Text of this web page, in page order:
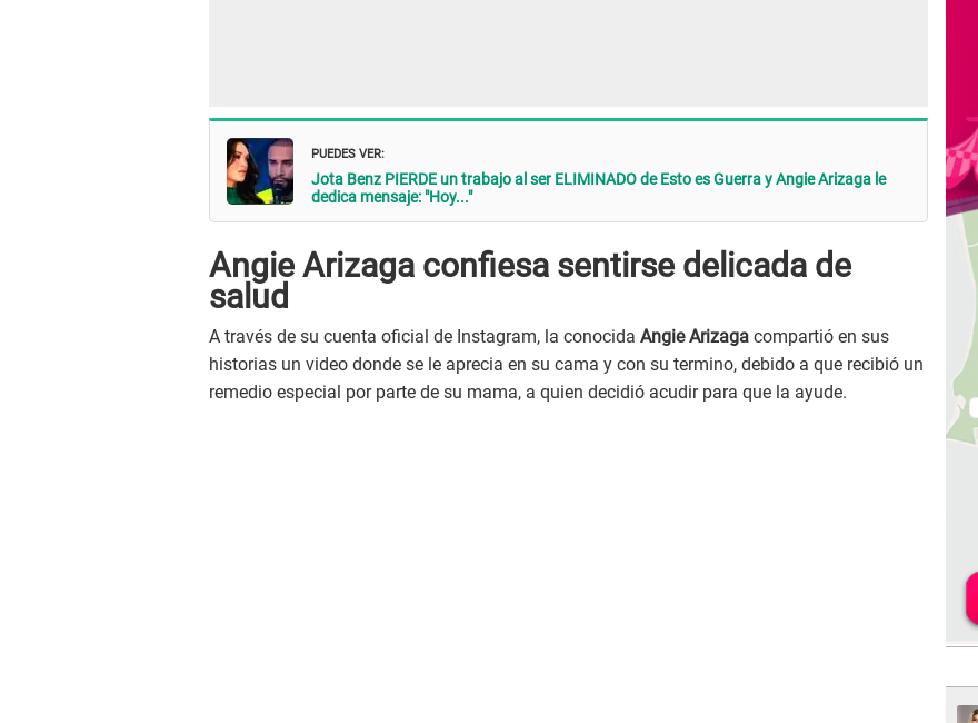
PUEDES VER:
Jota Benz PIERDE un trabajo al ser ELIMINADO de Esto es Guerra y Angie Arizaga le
dedica mensaje: "Hoy..."
Angie Arizaga confiesa sentirse delicada de
salud
A través de su cuenta oficial de Instagram, la conocida Angie Arizaga compartió en sus
historias un video donde se le aprecia en su cama y con su termino, debido a que recibió un
remedio especial por parte de su mama, a quien decidió acudir para que la ayude.